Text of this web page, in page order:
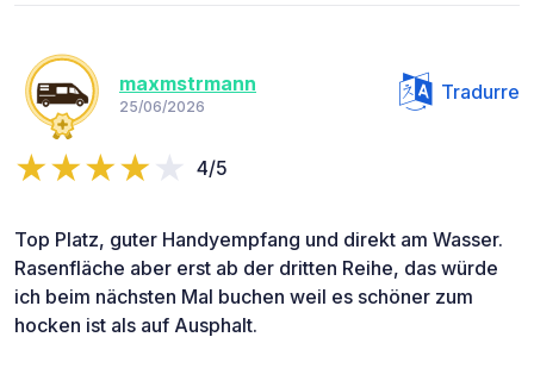
maxmstrmann
25/06/2026
Tradurre
4/5
Top Platz, guter Handyempfang und direkt am Wasser.
Rasenfläche aber erst ab der dritten Reihe, das würde
ich beim nächsten Mal buchen weil es schöner zum
hocken ist als auf Ausphalt.